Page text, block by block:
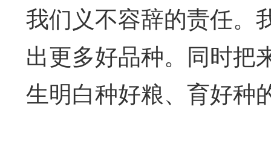
我们义不容辞的责任。
出更多好品种。同时把
生明白种好粮、育好种